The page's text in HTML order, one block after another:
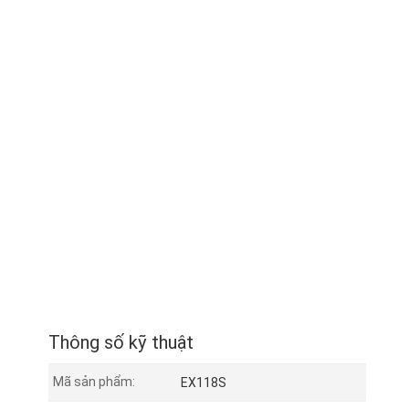
Thông số kỹ thuật
Mã sản phẩm: EX118S